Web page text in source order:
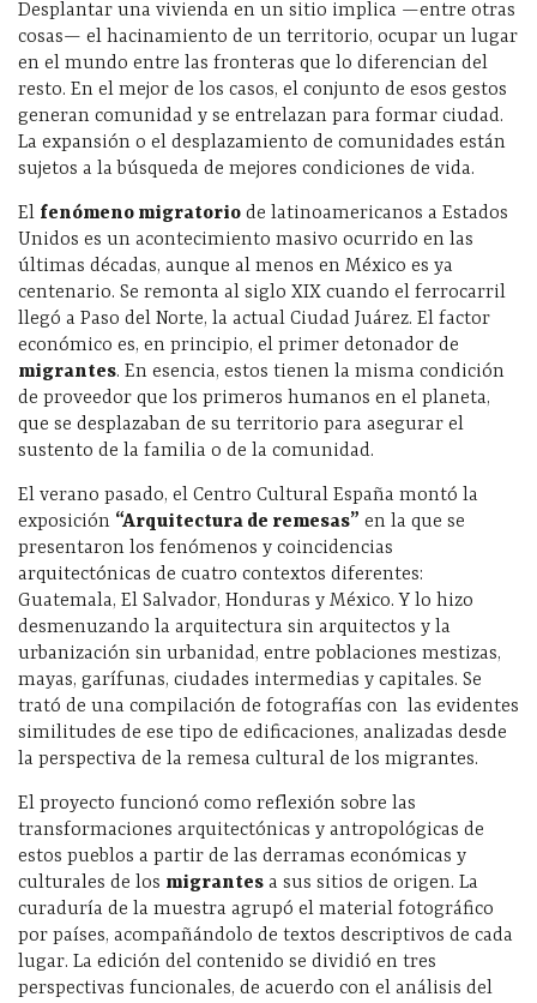
Desplantar una vivienda en un sitio implica —entre otras
cosas— el hacinamiento de un territorio, ocupar un lugar
en el mundo entre las fronteras que lo diferencian del
resto. En el mejor de los casos, el conjunto de esos gestos
generan comunidad y se entrelazan para formar ciudad.
La expansión o el desplazamiento de comunidades están
sujetos a la búsqueda de mejores condiciones de vida.
El fenómeno migratorio de latinoamericanos a Estados
Unidos es un acontecimiento masivo ocurrido en las
últimas décadas, aunque al menos en México es ya
centenario. Se remonta al siglo XIX cuando el ferrocarril
llegó a Paso del Norte, la actual Ciudad Juárez. El factor
económico es, en principio, el primer detonador de
migrantes. En esencia, estos tienen la misma condición
de proveedor que los primeros humanos en el planeta,
que se desplazaban de su territorio para asegurar el
sustento de la familia o de la comunidad.
El verano pasado, el Centro Cultural España montó la
exposición “Arquitectura de remesas” en la que se
presentaron los fenómenos y coincidencias
arquitectónicas de cuatro contextos diferentes:
Guatemala, El Salvador, Honduras y México. Y lo hizo
desmenuzando la arquitectura sin arquitectos y la
urbanización sin urbanidad, entre poblaciones mestizas,
mayas, garífunas, ciudades intermedias y capitales. Se
trató de una compilación de fotografías con las evidentes
similitudes de ese tipo de edificaciones, analizadas desde
la perspectiva de la remesa cultural de los migrantes.
El proyecto funcionó como reflexión sobre las
transformaciones arquitectónicas y antropológicas de
estos pueblos a partir de las derramas económicas y
culturales de los migrantes a sus sitios de origen. La
curaduría de la muestra agrupó el material fotográfico
por países, acompañándolo de textos descriptivos de cada
lugar. La edición del contenido se dividió en tres
perspectivas funcionales, de acuerdo con el análisis del